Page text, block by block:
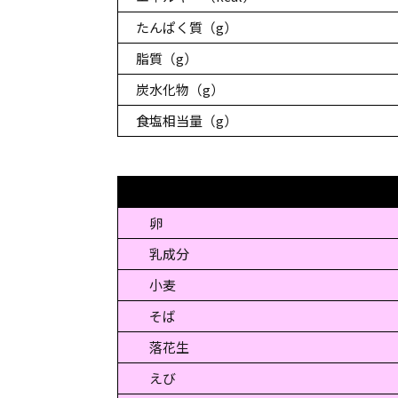
たんぱく質（g）
脂質（g）
炭水化物（g）
食塩相当量（g）
卵
乳成分
小麦
そば
落花生
えび